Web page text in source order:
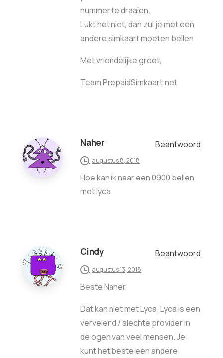
nummer te draaien.
Lukt het niet, dan zul je met een
andere simkaart moeten bellen.
Met vriendelijke groet,
Team PrepaidSimkaart.net
Naher Beantwoord
augustus 8, 2018
Hoe kan ik naar een 0900 bellen
met lyca
Cindy Beantwoord
augustus 13, 2018
Beste Naher,
Dat kan niet met Lyca. Lyca is een
vervelend / slechte provider in
de ogen van veel mensen. Je
kunt het beste een andere